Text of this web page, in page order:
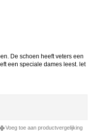
De schoen heeft veters een
een speciale dames leest. let
Voeg toe aan productvergelijking